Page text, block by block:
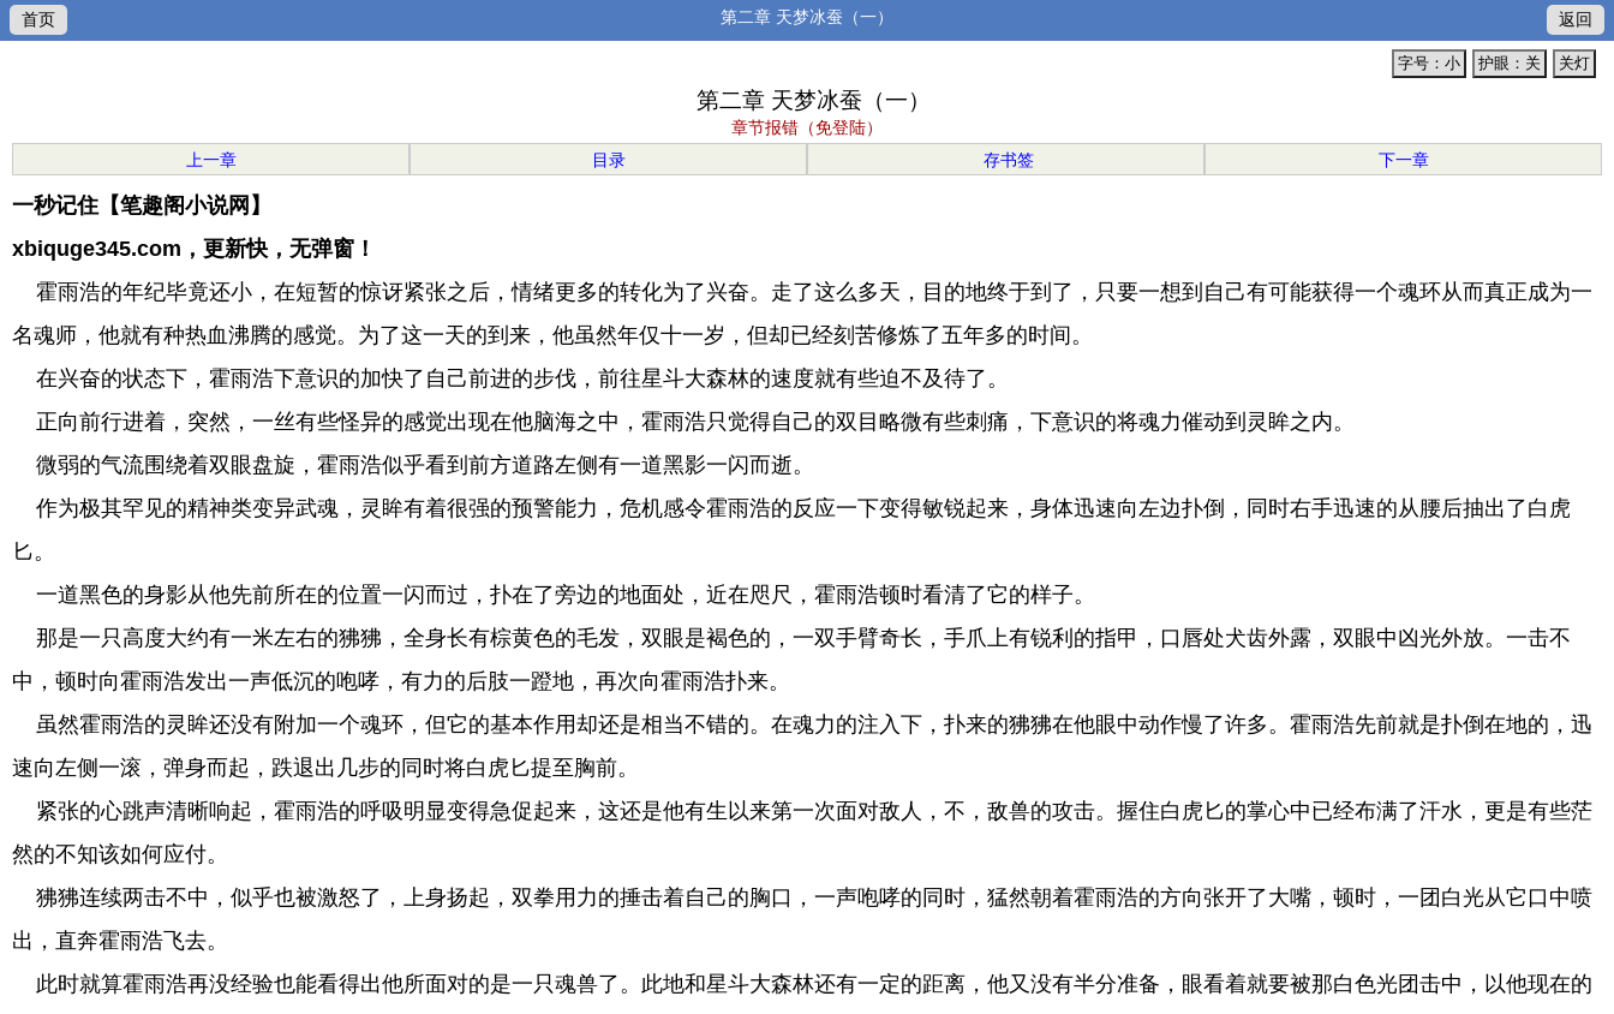
首页 第二章 天梦冰蚕（一） 返回
关灯
护眼：关
字号：小
第二章 天梦冰蚕（一）
章节报错（免登陆）
上一章
目录 存书签 下一章
一秒记住【笔趣阁小说网】
xbiquge345.com，更新快，无弹窗！
霍雨浩的年纪毕竟还小，在短暂的惊讶紧张之后，情绪更多的转化为了兴奋。走了这么多天，目的地终于到了，只要一想到自己有可能获得一个魂环从而真正成为一
名魂师，他就有种热血沸腾的感觉。为了这一天的到来，他虽然年仅十一岁，但却已经刻苦修炼了五年多的时间。
在兴奋的状态下，霍雨浩下意识的加快了自己前进的步伐，前往星斗大森林的速度就有些迫不及待了。
正向前行进着，突然，一丝有些怪异的感觉出现在他脑海之中，霍雨浩只觉得自己的双目略微有些刺痛，下意识的将魂力催动到灵眸之内。
微弱的气流围绕着双眼盘旋，霍雨浩似乎看到前方道路左侧有一道黑影一闪而逝。
作为极其罕见的精神类变异武魂，灵眸有着很强的预警能力，危机感令霍雨浩的反应一下变得敏锐起来，身体迅速向左边扑倒，同时右手迅速的从腰后抽出了白虎
匕。
一道黑色的身影从他先前所在的位置一闪而过，扑在了旁边的地面处，近在咫尺，霍雨浩顿时看清了它的样子。
那是一只高度大约有一米左右的狒狒，全身长有棕黄色的毛发，双眼是褐色的，一双手臂奇长，手爪上有锐利的指甲，口唇处犬齿外露，双眼中凶光外放。一击不
中，顿时向霍雨浩发出一声低沉的咆哮，有力的后肢一蹬地，再次向霍雨浩扑来。
虽然霍雨浩的灵眸还没有附加一个魂环，但它的基本作用却还是相当不错的。在魂力的注入下，扑来的狒狒在他眼中动作慢了许多。霍雨浩先前就是扑倒在地的，迅
速向左侧一滚，弹身而起，跌退出几步的同时将白虎匕提至胸前。
紧张的心跳声清晰响起，霍雨浩的呼吸明显变得急促起来，这还是他有生以来第一次面对敌人，不，敌兽的攻击。握住白虎匕的掌心中已经布满了汗水，更是有些茫
然的不知该如何应付。
狒狒连续两击不中，似乎也被激怒了，上身扬起，双拳用力的捶击着自己的胸口，一声咆哮的同时，猛然朝着霍雨浩的方向张开了大嘴，顿时，一团白光从它口中喷
出，直奔霍雨浩飞去。
此时就算霍雨浩再没经验也能看得出他所面对的是一只魂兽了。此地和星斗大森林还有一定的距离，他又没有半分准备，眼看着就要被那白色光团击中，以他现在的